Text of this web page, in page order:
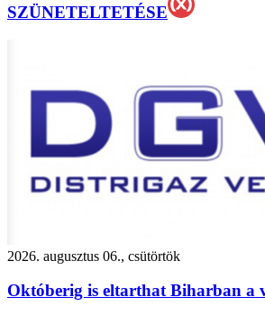
SZÜNETELTETÉSE
2026. augusztus 06., csütörtök
Októberig is eltarthat Biharban a